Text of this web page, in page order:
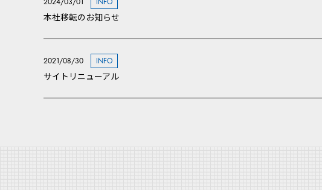
本社移転のお知らせ
2021/08/30 INFO
サイトリニューアル